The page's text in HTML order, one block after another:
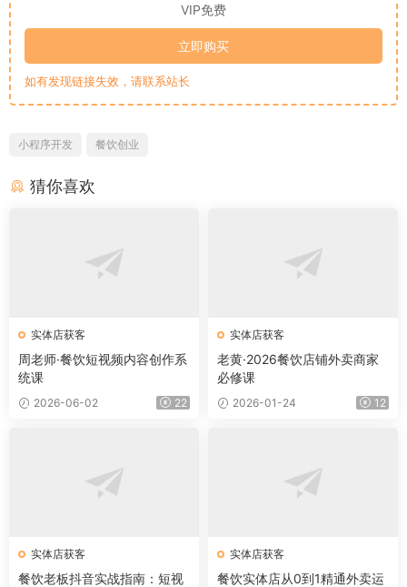
VIP免费
立即购买
如有发现链接失效，请联系站长
小程序开发 餐饮创业
猜你喜欢
实体店获客
周老师·餐饮短视频内容创作系
统课
2026-06-02 22
实体店获客
老黄·2026餐饮店铺外卖商家
必修课
2026-01-24 12
实体店获客
餐饮老板抖音实战指南：短视
实体店获客
餐饮实体店从0到1精通外卖运